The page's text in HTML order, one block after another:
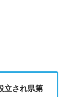
立され県第